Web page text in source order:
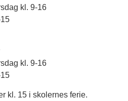
kl. 9-16
kl. 9-16
kl. 15 i skolernes ferie.